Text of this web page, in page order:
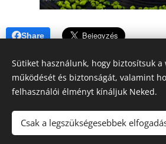
Share
A blogban megjelenő tartalomra
a szerzői jogról szóló 2016. évi
vonatkozik.Kérem, hogy
Sütiket használunk, hogy biztosítsuk
működését és biztonságát, valamint
felhasználói élményt kínáljuk Neked.
Csak a legszükségesebbek